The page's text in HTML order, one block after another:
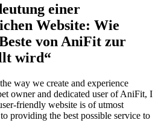
⁢einer
Website: ⁢Wie
von⁣ AniFit zur
wird“
way we create ‍and experience
owner and dedicated user of AniFit, I
friendly ‌website ⁢is of utmost
providing the​ best possible service to